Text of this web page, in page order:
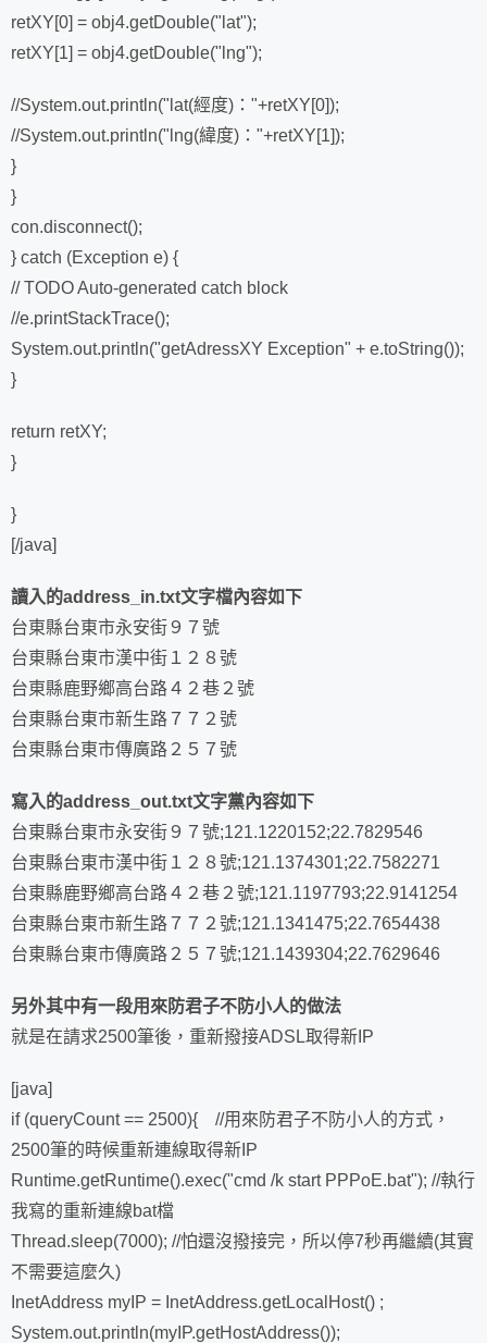
retXY[0] = obj4.getDouble("lat");
retXY[1] = obj4.getDouble("lng");
//System.out.println("lat(經度)："+retXY[0]);
//System.out.println("lng(緯度)："+retXY[1]);
}
}
con.disconnect();
} catch (Exception e) {
// TODO Auto-generated catch block
//e.printStackTrace();
System.out.println("getAdressXY Exception" + e.toString());
}
return retXY;
}
}
[/java]
讀入的address_in.txt文字檔內容如下
台東縣台東市永安街９７號
台東縣台東市漢中街１２８號
台東縣鹿野鄉高台路４２巷２號
台東縣台東市新生路７７２號
台東縣台東市傳廣路２５７號
寫入的address_out.txt文字黨內容如下
台東縣台東市永安街９７號;121.1220152;22.7829546
台東縣台東市漢中街１２８號;121.1374301;22.7582271
台東縣鹿野鄉高台路４２巷２號;121.1197793;22.9141254
台東縣台東市新生路７７２號;121.1341475;22.7654438
台東縣台東市傳廣路２５７號;121.1439304;22.7629646
另外其中有一段用來防君子不防小人的做法
就是在請求2500筆後，重新撥接ADSL取得新IP
[java]
if (queryCount == 2500){ //用來防君子不防小人的方式，
2500筆的時候重新連線取得新IP
Runtime.getRuntime().exec("cmd /k start PPPoE.bat"); //執行
我寫的重新連線bat檔
Thread.sleep(7000); //怕還沒撥接完，所以停7秒再繼續(其實
不需要這麼久)
InetAddress myIP = InetAddress.getLocalHost() ;
System.out.println(myIP.getHostAddress());